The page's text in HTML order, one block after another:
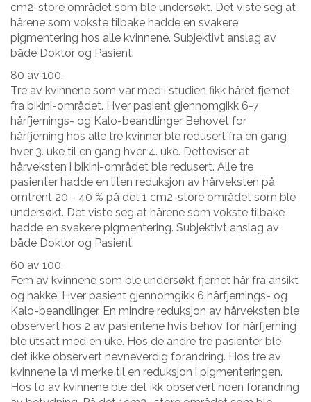
cm2-store området som ble undersøkt. Det viste seg at
hårene som vokste tilbake hadde en svakere
pigmentering hos alle kvinnene. Subjektivt anslag av
både Doktor og Pasient:
80 av 100.
Tre av kvinnene som var med i studien fikk håret fjernet
fra bikini-området. Hver pasient gjennomgikk 6-7
hårfjernings- og Kalo-beandlinger Behovet for
hårfjerning hos alle tre kvinner ble redusert fra en gang
hver 3. uke til en gang hver 4. uke. Detteviser at
hårveksten i bikini-området ble redusert. Alle tre
pasienter hadde en liten reduksjon av hårveksten på
omtrent 20 - 40 % på det 1 cm2-store området som ble
undersøkt. Det viste seg at hårene som vokste tilbake
hadde en svakere pigmentering. Subjektivt anslag av
både Doktor og Pasient:
60 av 100.
Fem av kvinnene som ble undersøkt fjernet hår fra ansikt
og nakke. Hver pasient gjennomgikk 6 hårfjernings- og
Kalo-beandlinger. En mindre reduksjon av hårveksten ble
observert hos 2 av pasientene hvis behov for hårfjerning
ble utsatt med en uke. Hos de andre tre pasienter ble
det ikke observert nevneverdig forandring. Hos tre av
kvinnene la vi merke til en reduksjon i pigmenteringen.
Hos to av kvinnene ble det ikk observert noen forandring